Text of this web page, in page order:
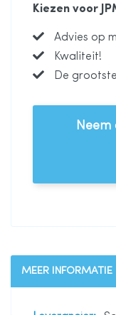
Kiezen voor
Advies op
Kwaliteit!
De
Neem
MEER INFORMATIE